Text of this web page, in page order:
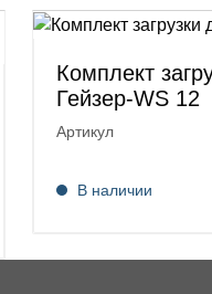
Комплект
Гейзер-WS 12
Артикул
В наличии